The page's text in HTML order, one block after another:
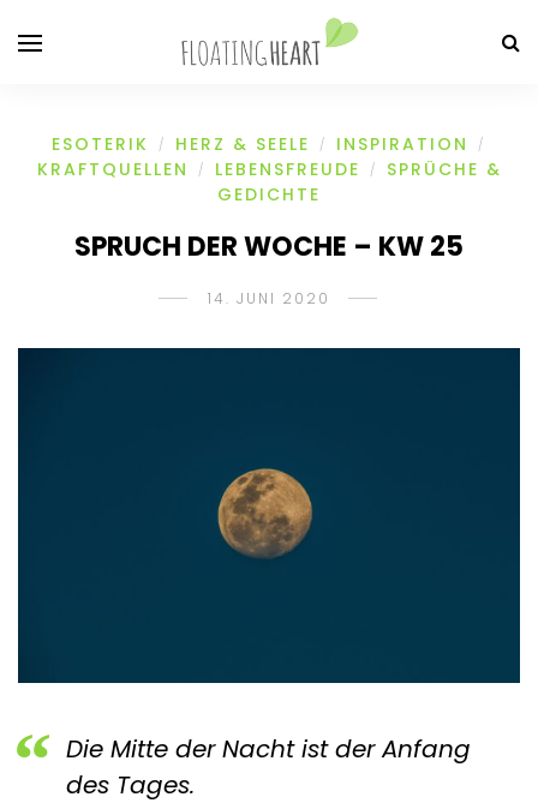
ESOTERIK / HERZ & SEELE / INSPIRATION /
KRAFTQUELLEN / LEBENSFREUDE /
SPRÜCHE &
GEDICHTE
SPRUCH DER WOCHE – KW 25
14. JUNI 2020
Die Mitte der Nacht ist der Anfang
des Tages.